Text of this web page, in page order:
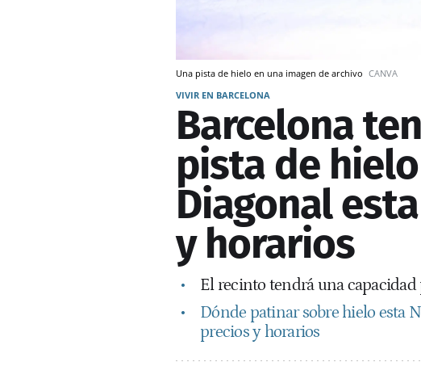
Una pista de hielo en una imagen de archivo CANVA
VIVIR EN BARCELONA
Barcelona
pista de
Diagonal
y horarios
El recinto tendrá una
Dónde patinar sobre hielo esta
precios y horarios